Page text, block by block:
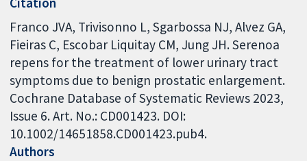
Franco JVA, Trivisonno L, Sgarbossa NJ, Alvez GA,
Fieiras C, Escobar Liquitay CM, Jung JH. Serenoa
repens for the treatment of lower urinary tract
symptoms due to benign prostatic enlargement.
Cochrane Database of Systematic Reviews 2023,
Issue 6. Art. No.: CD001423. DOI:
10.1002/14651858.CD001423.pub4.
Authors